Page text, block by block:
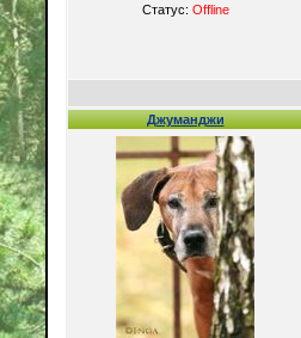
Статус: Offline
Джуманджи